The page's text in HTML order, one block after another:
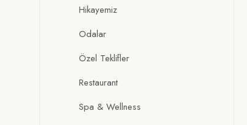
Hikayemiz
Odalar
Özel Teklifler
Restaurant
Spa & Wellness